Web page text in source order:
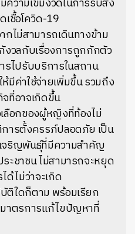
วามเข้มงวดในการรับส่ง
ชื้อโควิด-19
ไม่สามารถเดินทางข้าม
วลกับเรื่องการถูกกักตัว
รไปรับบริการในสถาน
มีค่าใช้จ่ายเพิ่มขึ้น รวมถึง
ที่อาจเกิดขึ้น
ลือกของผู้หญิงที่ท้องไม่
ารตั้งครรภ์ปลอดภัย เป็น
จริญพันธุ์ที่มีความสำคัญ
ะชาชน ไม่สามารถจะหยุด
ด้ไม่ว่าจะเกิด
ใดก็ตาม พร้อมเรียก
าตรการแก้ไขปัญหาที่